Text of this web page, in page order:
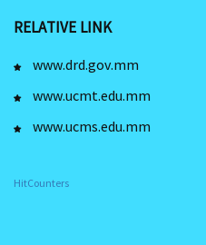
RELATIVE LINK
www.drd.gov.mm
www.ucmt.edu.mm
www.ucms.edu.mm
HitCounters